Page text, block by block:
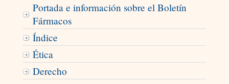
Portada e información sobre el Boletín
Fármacos
Índice
Ética
Derecho